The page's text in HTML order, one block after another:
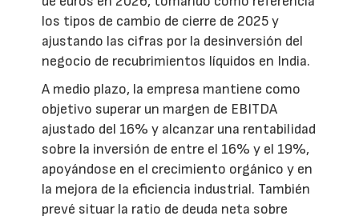
los tipos de cambio de cierre de 2025 y
ajustando las cifras por la desinversión del
negocio de recubrimientos líquidos en India.
A medio plazo, la empresa mantiene como
objetivo superar un margen de EBITDA
ajustado del 16% y alcanzar una rentabilidad
sobre la inversión de entre el 16% y el 19%,
apoyándose en el crecimiento orgánico y en
la mejora de la eficiencia industrial. También
prevé situar la ratio de deuda neta sobre